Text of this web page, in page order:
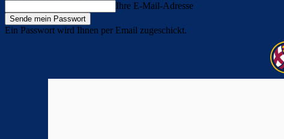
Ihre E-Mail-Adresse
Ein Passwort wird Ihnen per Email zugeschickt.